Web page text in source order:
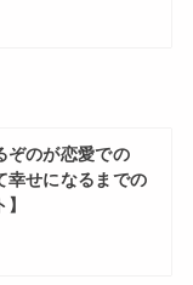
ぞのが恋愛での
幸せになるまでの